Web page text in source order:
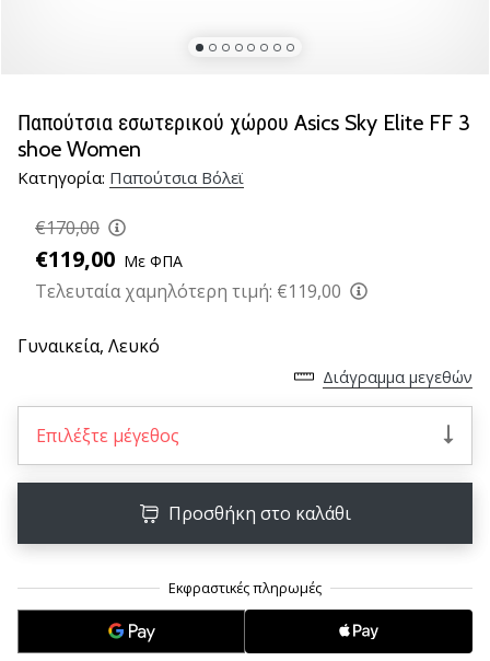
βόλεϊ
όπως
εμείς;
μαζί
μας
πρεσβευτής
μάρκας
11. 8. 2022
•
Weplayvolleyball
Πρόγραμμα
Έχετε
Παπούτσια εσωτερικού χώρου Asics Sky Elite FF 3
shoe Women
Κατηγορία: Παπούτσια Βόλεϊ
€170,00
€119,00 Με ΦΠΑ
Τελευταία χαμηλότερη τιμή: €119,00
Γυναικεία, Λευκό
Διάγραμμα μεγεθών
Επιλέξτε μέγεθος
Προσθήκη στο καλάθι